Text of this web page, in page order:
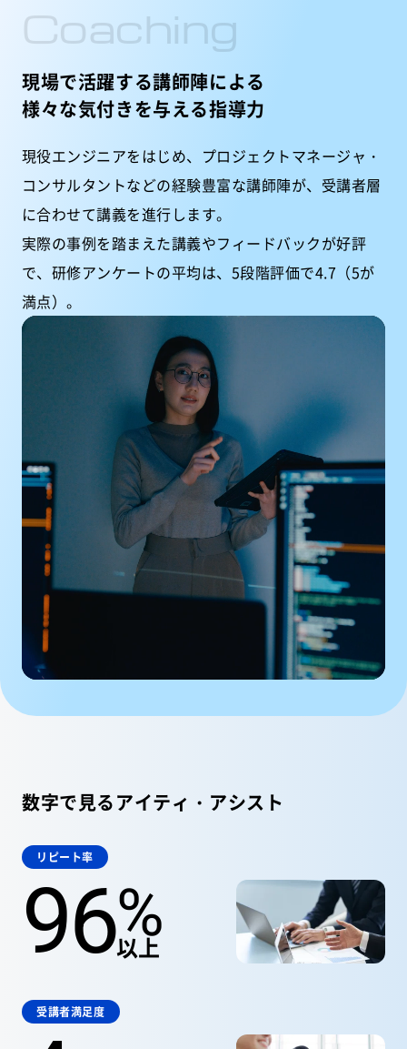
Coaching
現場で活躍する講師陣による
様々な気付きを与える指導力
現役エンジニアをはじめ、プロジェクトマネージャ・
コンサルタントなどの経験豊富な講師陣が、受講者層
に合わせて講義を進行します。
実際の事例を踏まえた講義やフィードバックが好評
で、研修アンケートの平均は、5段階評価で4.7（5が
満点）。
数字で見るアイティ・アシスト
リピート率
96%
以上
受講者満足度